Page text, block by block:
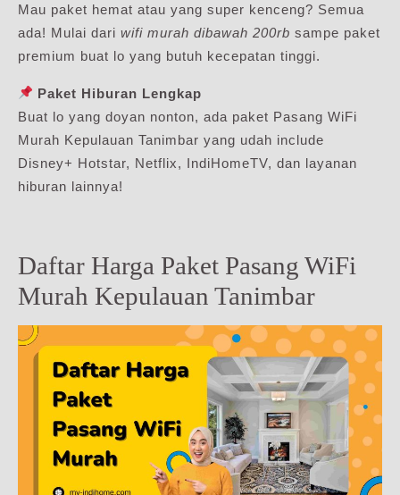
Mau paket hemat atau yang super kenceng? Semua
ada! Mulai dari wifi murah dibawah 200rb sampe paket
premium buat lo yang butuh kecepatan tinggi.
Paket Hiburan Lengkap
Buat lo yang doyan nonton, ada paket Pasang WiFi
Murah Kepulauan Tanimbar yang udah include
Disney+ Hotstar, Netflix, IndiHomeTV, dan layanan
hiburan lainnya!
Daftar Harga Paket Pasang WiFi
Murah Kepulauan Tanimbar